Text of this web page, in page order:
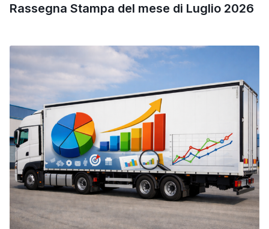
Rassegna Stampa del mese di Luglio 2026